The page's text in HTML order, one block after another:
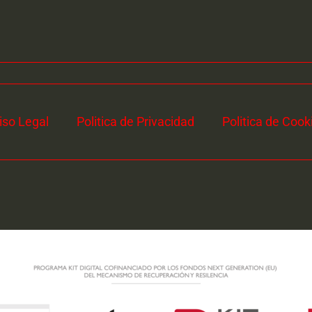
Legal Politica de Privacidad Politica de